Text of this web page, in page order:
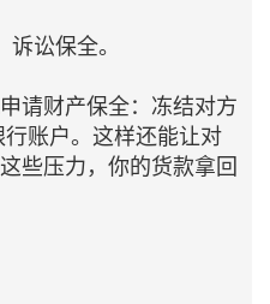
讼保全。
请财产保全：冻结对方
账户。这样还能让对
些压力，你的货款拿回